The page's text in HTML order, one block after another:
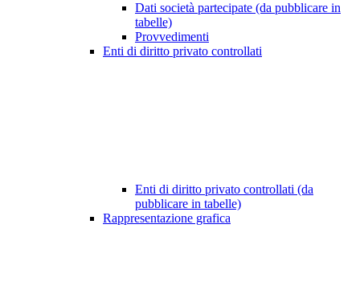
Dati società partecipate (da pubblicare in
tabelle)
Provvedimenti
Enti di diritto privato controllati
Enti di diritto privato controllati (da
pubblicare in tabelle)
Rappresentazione grafica